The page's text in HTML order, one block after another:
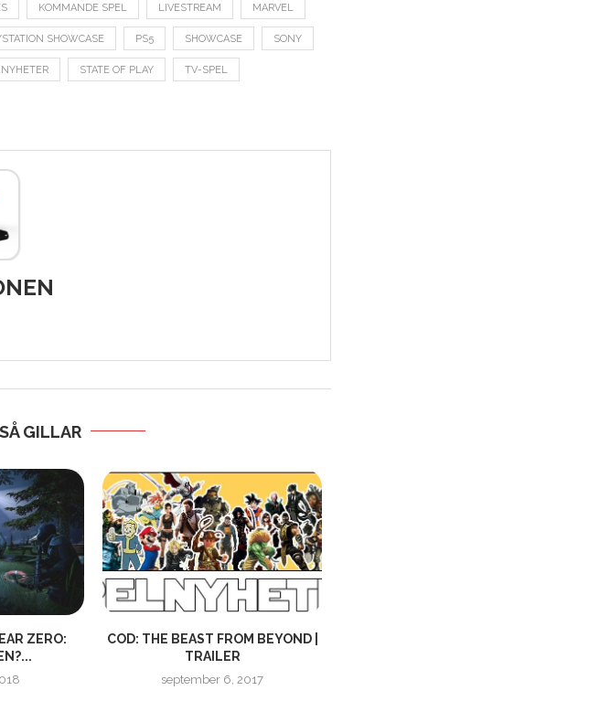
KOMMANDE SPEL LIVESTREAM MARVEL
SHOWCASE PS5 SHOWCASE SONY
STATE OF PLAY TV-SPEL
GILLAR
ZERO:
COD: THE BEAST FROM BEYOND |
TRAILER
september 6, 2017